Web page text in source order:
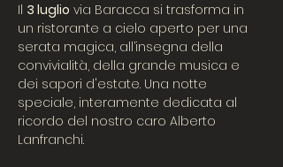
Il 3 luglio via Baracca si trasforma in
un ristorante a cielo aperto per una
serata magica, all’insegna della
convivialità, della grande musica e
dei sapori d'estate. Una notte
speciale, interamente dedicata al
ricordo del nostro caro Alberto
Lanfranchi.